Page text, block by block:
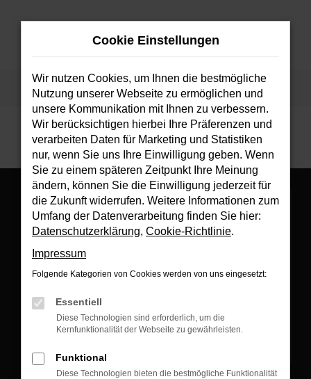
Zum
Startseite Fahrzeugsuche
können Daten an Dritte weitergegeben werden. Wenn Sie damit
einverstanden sind, klicken Sie bitte auf "Bestätigen".
Cookie Einstellungen
Wir nutzen Cookies, um Ihnen die bestmögliche
Nutzung unserer Webseite zu ermöglichen und
unsere Kommunikation mit Ihnen zu verbessern.
Wir berücksichtigen hierbei Ihre Präferenzen und
verarbeiten Daten für Marketing und Statistiken
nur, wenn Sie uns Ihre Einwilligung geben. Wenn
Sie zu einem späteren Zeitpunkt Ihre Meinung
ändern, können Sie die Einwilligung jederzeit für
die Zukunft widerrufen. Weitere Informationen zum
Umfang der Datenverarbeitung finden Sie hier:
Datenschutzerklärung, Cookie-Richtlinie.
Impressum
Folgende Kategorien von Cookies werden von uns eingesetzt:
Essentiell
Diese Technologien sind erforderlich, um die
Kernfunktionalität der Webseite zu gewährleisten.
Funktional
Diese Technologien bieten die bestmögliche Funktionalität